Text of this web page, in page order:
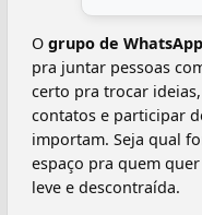
O grupo de
pra juntar pessoas
certo pra trocar
contatos e participar
importam. Seja qual
espaço pra quem
leve e descontraída.